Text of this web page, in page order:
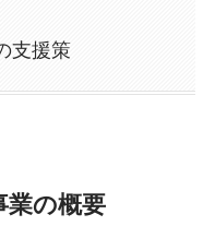
支援策
業の概要